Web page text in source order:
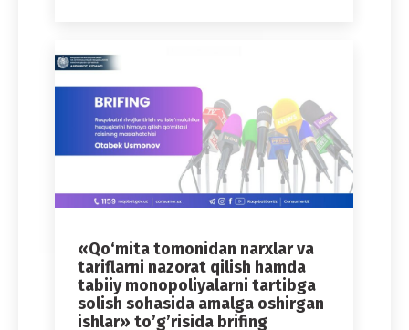
«Qo‘mita tomonidan narxlar va
tariflarni nazorat qilish hamda
tabiiy monopoliyalarni tartibga
solish sohasida amalga oshirgan
ishlar» to’g’risida brifing